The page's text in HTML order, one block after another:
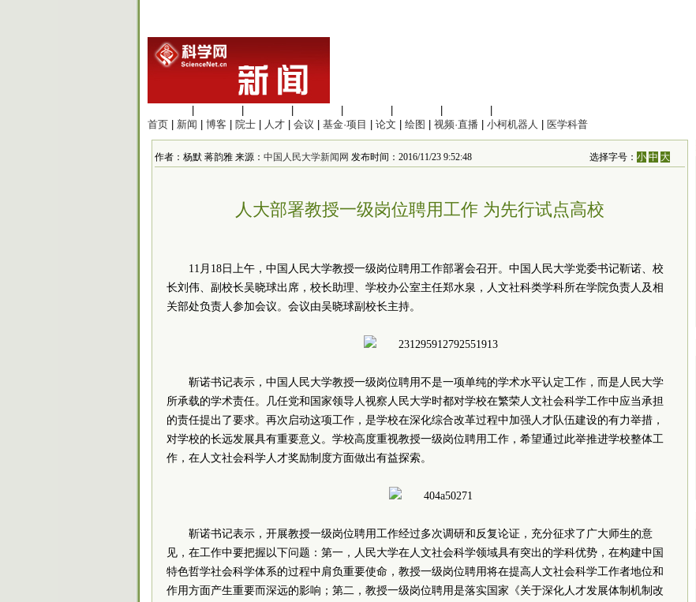
首页
新闻 博客 院士 人才 会议 基金·项目 论文 绘图 视频·直播 小柯机器人 医学科普
作者：杨默 蒋韵雅 来源： 中国人民大学新闻网 发布时间：2016/11/23 9:52:48 选择字号：小 中 大
人大部署教授一级岗位聘用工作 为先行试点高校
11月18日上午，中国人民大学教授一级岗位聘用工作部署会召开。中国人民大学党委书记靳诺、校
长刘伟、副校长吴晓球出席，校长助理、学校办公室主任郑水泉，人文社科类学科所在学院负责人及相
关部处负责人参加会议。会议由吴晓球副校长主持。
靳诺书记表示，中国人民大学教授一级岗位聘用不是一项单纯的学术水平认定工作，而是人民大学
所承载的学术责任。几任党和国家领导人视察人民大学时都对学校在繁荣人文社会科学工作中应当承担
的责任提出了要求。再次启动这项工作，是学校在深化综合改革过程中加强人才队伍建设的有力举措，
对学校的长远发展具有重要意义。学校高度重视教授一级岗位聘用工作，希望通过此举推进学校整体工
作，在人文社会科学人才奖励制度方面做出有益探索。
靳诺书记表示，开展教授一级岗位聘用工作经过多次调研和反复论证，充分征求了广大师生的意
见，在工作中要把握以下问题：第一，人民大学在人文社会科学领域具有突出的学科优势，在构建中国
特色哲学社会科学体系的过程中肩负重要使命，教授一级岗位聘用将在提高人文社会科学工作者地位和
作用方面产生重要而深远的影响；第二，教授一级岗位聘用是落实国家《关于深化人才发展体制机制改